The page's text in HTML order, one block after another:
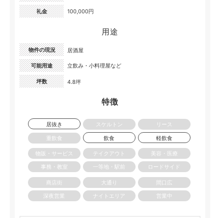
礼金 100,000円
用途
物件の現況 居酒屋
可能用途 立飲み・小料理屋など
坪数 4.8坪
特徴
居抜き スケルトン
リース
重飲食
飲食 軽飲食
物販・サービス テイクアウト
美容・医療
事務・教室
一等地・駅前 ロードサイド
商店街 大通り
間口広
深夜営業
ナイトエリア 営業中